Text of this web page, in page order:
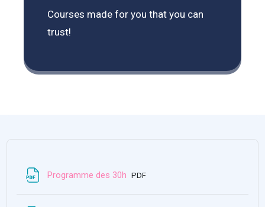
Courses made for you that you can
trust!
Programme des 30h File
PDF